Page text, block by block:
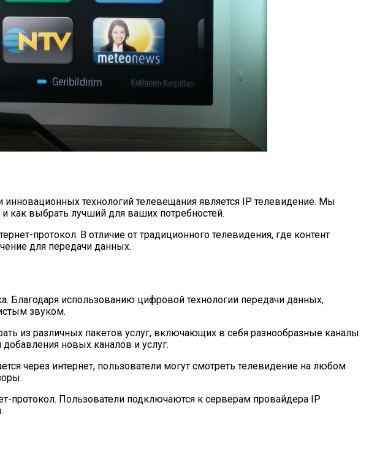
технологий телевещания является IP телевидение. Мы
как выбрать лучший для ваших потребностей.
протокол. В отличие от традиционного телевидения, где контент
для передачи данных.
Благодаря использованию цифровой технологии передачи данных,
звуком.
из различных пакетов услуг, включающих в себя разнообразные каналы
новых каналов и услуг.
через интернет, пользователи могут смотреть телевидение на любом
протокол. Пользователи подключаются к серверам провайдера IP